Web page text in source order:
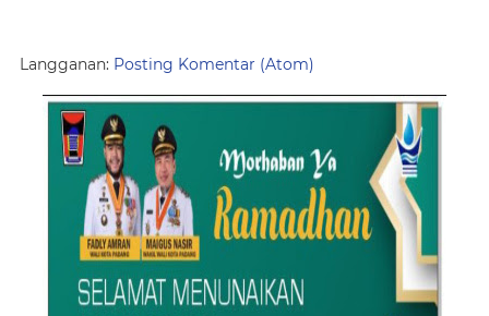
Langganan: Posting Komentar (Atom)